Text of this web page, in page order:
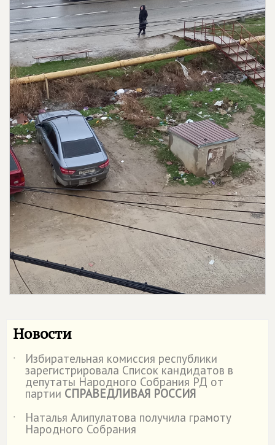
Новости
˙ Избирательная комиссия республики
зарегистрировала Список кандидатов в
депутаты Народного Собрания РД от
партии СПРАВЕДЛИВАЯ РОССИЯ
˙
Наталья Алипулатова получила грамоту
Народного Собрания